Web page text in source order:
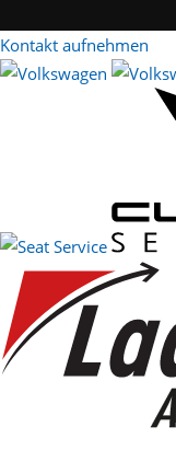
Kontakt aufnehmen